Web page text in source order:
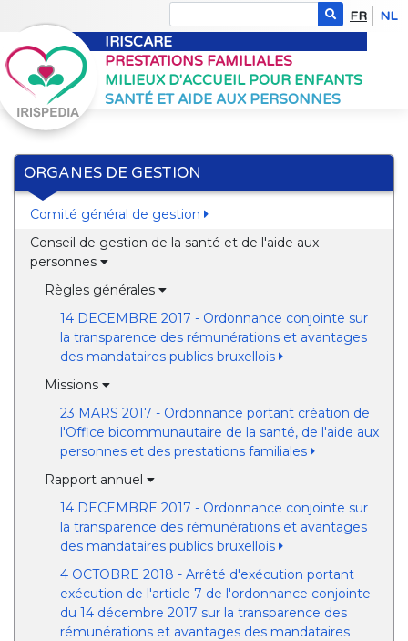
FR NL
IRISCARE
PRESTATIONS FAMILIALES
MILIEUX D'ACCUEIL POUR ENFANTS
SANTÉ ET AIDE AUX PERSONNES
ORGANES DE GESTION
Comité général de gestion
Conseil de gestion de la santé et de l'aide aux
personnes
Règles générales
14 DECEMBRE 2017 - Ordonnance conjointe sur
la transparence des rémunérations et avantages
des mandataires publics bruxellois
Missions
23 MARS 2017 - Ordonnance portant création de
l'Office bicommunautaire de la santé, de l'aide aux
personnes et des prestations familiales
Rapport annuel
14 DECEMBRE 2017 - Ordonnance conjointe sur
la transparence des rémunérations et avantages
des mandataires publics bruxellois
4 OCTOBRE 2018 - Arrêté d'exécution portant
exécution de l'article 7 de l'ordonnance conjointe
du 14 décembre 2017 sur la transparence des
rémunérations et avantages des mandataires